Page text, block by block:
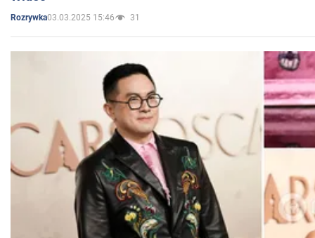
Rozrywka03.03.2025 15:46 31